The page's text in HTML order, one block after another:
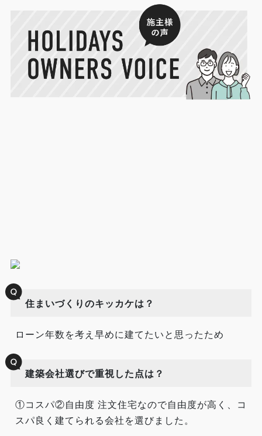
住まいづくりのキッカケは？
ローン年数を考え早めに建てたいと思ったため
建築会社選びで重視した点は？
①コスパ②自由度 注文住宅なので自由度が高く、コ
スパ良く建てられる会社を選びました。